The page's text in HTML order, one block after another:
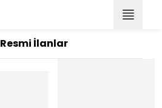
Resmi İlanlar